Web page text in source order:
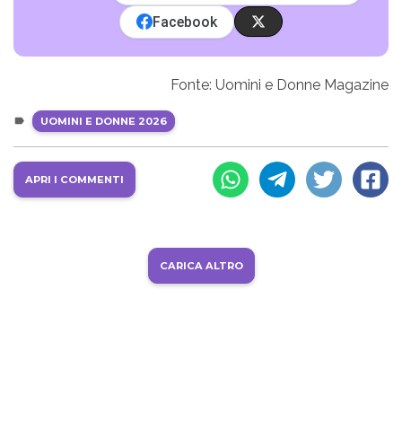
Facebook
Fonte: Uomini e Donne Magazine
UOMINI E DONNE 2026
APRI I COMMENTI
CARICA ALTRO